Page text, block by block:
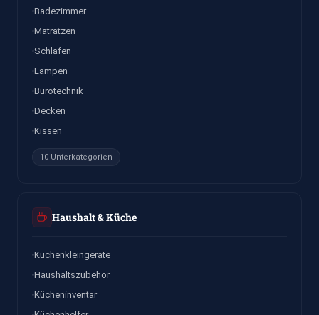
Badezimmer
Matratzen
Schlafen
Lampen
Bürotechnik
Decken
Kissen
10 Unterkategorien
Haushalt & Küche
Küchenkleingeräte
Haushaltszubehör
Kücheninventar